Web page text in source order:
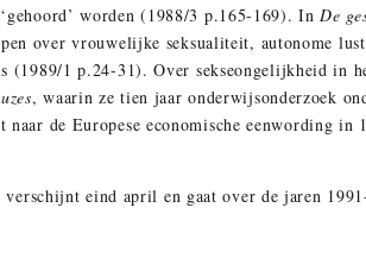
worden (1988/3 p.165-169). InDe
over vrouwelijke seksualiteit, autonome
(1989/1 p.24-31). Over sekseongelijkheid in
, waarin ze tien jaar onderwijsonderzoek
de Europese economische eenwording in
eind april en gaat over de jaren